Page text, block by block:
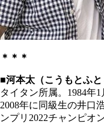
＊＊＊
■河本太（こうもとふと
タイタン所属。1984年
2008年に同級生の井口
ンプリ2022チャンピオ